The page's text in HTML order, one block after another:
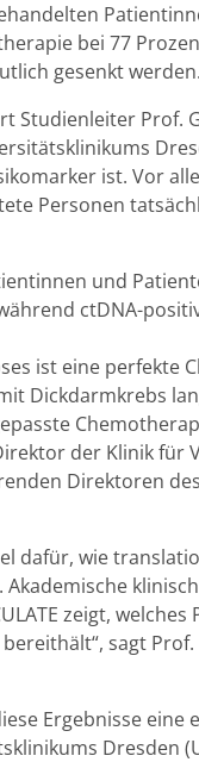
bei 77
gesenkt werden.
Studienleiter Prof.
ist. Vor
Personen
und
ctDNA-
ist eine perfekte
Dickdarmkrebs
der Klinik für
Direktoren
dafür, wie
zeigt,
sagt
Ergebnisse eine
Dresden